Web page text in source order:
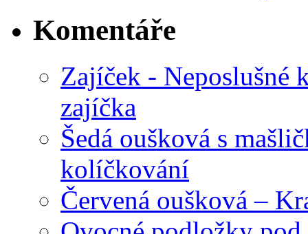
Komentáře
Zajíček - Neposlušné
zajíčka
Šedá oušková s
kolíčkování
Červená oušková –